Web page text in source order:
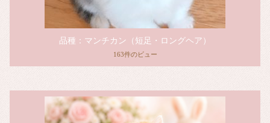
品種：マンチカン（短足・ロングヘア）
163件のビュー